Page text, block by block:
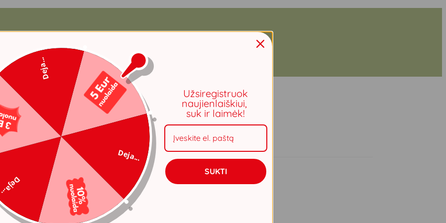
Deja...
Deja...
Deja...
Užsiregistruok
naujienlaiškiui,
suk ir laimėk!
SUKTI